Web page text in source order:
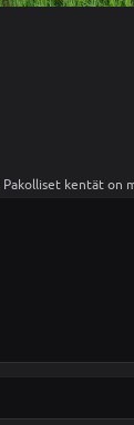
Pakolliset kentät on